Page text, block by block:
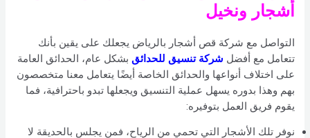
أشجار ونخيل
التواصل مع شركة قص أشجار بالرياض يجعلك على يقين بأنك
تتعامل مع أفضل شركة تنسيق للحدائق بشكل عام، الحدائق العامة
على اختلاف أنواعها والحدائق الخاصة أيضًا يتعامل معنا متخصصون
بهم وهذا بدوره يسهل عملية التنسيق ويجعلها تبدو باحترافية، فما
يقوم فريق العمل بتوفيره:
نوفر تلك الأشجار التي تحمي من الرياح، فمن يجلس بالحديقة لا